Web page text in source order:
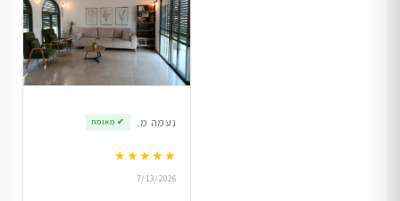
נעמה מ. ✔ מאומת
★★★★★
7/13/2026